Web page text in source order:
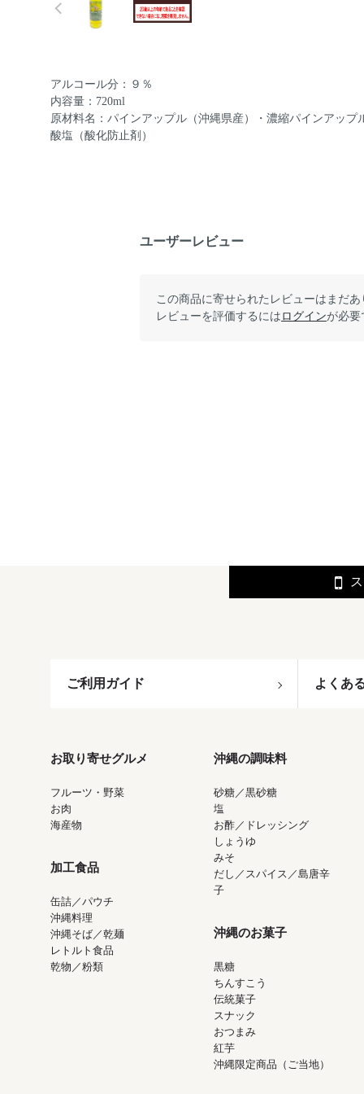
アルコール分：９％
内容量：720ml
原材料名：パインアップル（沖縄県産）・濃縮パインアップ
酸塩（酸化防止剤）
ユーザーレビュー
この商品に寄せられたレビューはまだあ
レビューを評価するには ログインが必要
ご利用ガイド よくあ
お取り寄せグルメ
フルーツ・野菜
お肉
海産物
加工食品
缶詰／パウチ
沖縄料理
沖縄そば／乾麺
レトルト食品
乾物／粉類
沖縄の調味料
砂糖／黒砂糖
塩
お酢／ドレッシング
しょうゆ
みそ
だし／スパイス／島唐辛
子
沖縄のお菓子
黒糖
ちんすこう
伝統菓子
スナック
おつまみ
紅芋
沖縄限定商品（ご当地）